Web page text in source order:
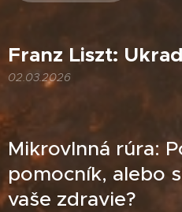
Franz Liszt:
02.03.2026
Mikrovlnná rúra:
pomocník, alebo
vaše zdravie?